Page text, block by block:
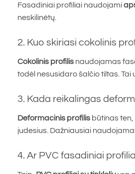
Fasadiniai profiliai naudojami
neskilinėtų.
2. Kuo skiriasi cokolinis
Cokolinis profilisnaudojamas
todėl nesusidaro šalčio tiltas. Tai
3. Kada reikalingas
Deformacinis profilisbūtinas ten,
judesius. Dažniausiai
4. Ar PVC fasadiniai